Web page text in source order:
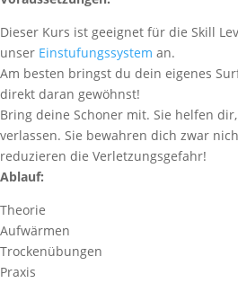
Dieser Kurs ist geeignet für die Skill
unser Einstufungssystem an.
Am besten bringst du dein eigenes
direkt daran gewöhnst!
Bring deine Schoner mit. Sie helfen
verlassen. Sie bewahren dich zwar
reduzieren die Verletzungsgefahr!
Ablauf:
Theorie
Aufwärmen
Trockenübungen
Praxis